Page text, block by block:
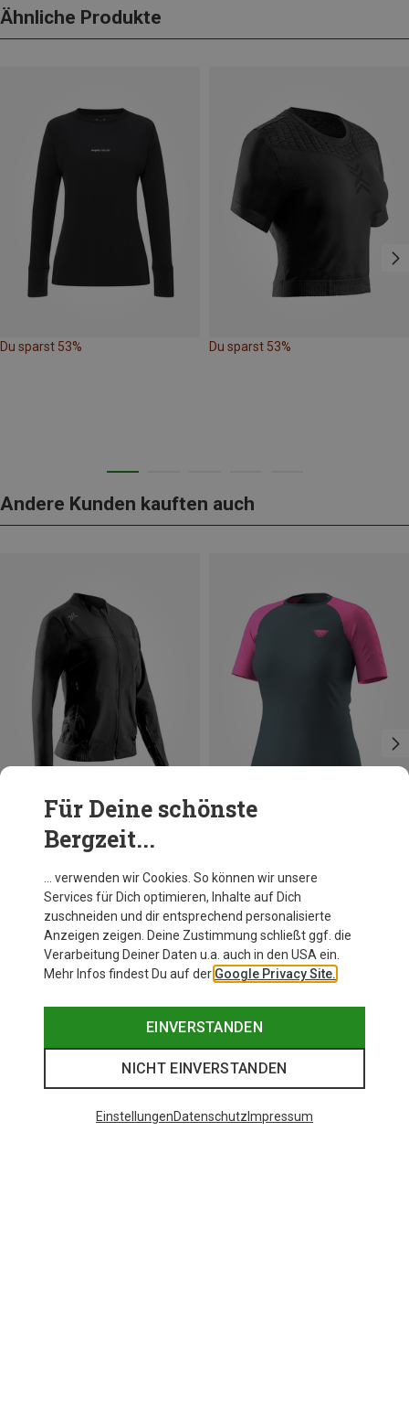
Ähnliche Produkte
Du sparst 53% Du sparst 53%
Andere Kunden kauften auch
Du sparst 53%
Für Deine schönste
Bergzeit...
… verwenden wir Cookies. So können wir unsere
Services für Dich optimieren, Inhalte auf Dich
zuschneiden und dir entsprechend personalisierte
Anzeigen zeigen. Deine Zustimmung schließt ggf. die
Verarbeitung Deiner Daten u.a. auch in den USA ein.
Mehr Infos findest Du auf der Google Privacy Site.
EINVERSTANDEN
NICHT EINVERSTANDEN
EinstellungenDatenschutz Impressum